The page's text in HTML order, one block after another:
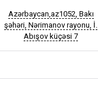
Azərbaycan,az1052, Bakı
şəhəri, Nərimanov rayonu, İ.
Abışov küçəsi 7